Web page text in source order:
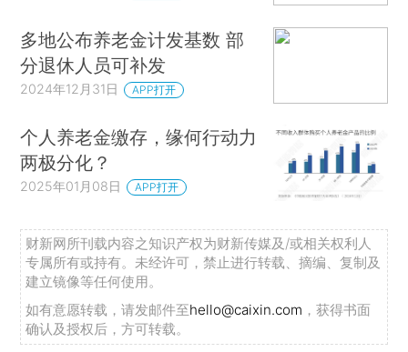
多地公布养老金计发基数 部
分退休人员可补发
2024年12月31日 APP打开
个人养老金缴存，缘何行动力
两极分化？
2025年01月08日 APP打开
财新网所刊载内容之知识产权为财新传媒及/或相关权利人
专属所有或持有。未经许可，禁止进行转载、摘编、复制及
建立镜像等任何使用。
如有意愿转载，请发邮件至hello@caixin.com ，获得书面
确认及授权后，方可转载。